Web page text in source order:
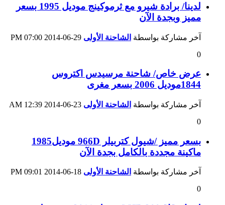
لدينا/ برادة شيرو مع ثرموكينج موديل 1995 بسعر
مميز وبجدة الآن
آخر مشاركة بواسطة الشاحنة الأولى
07:00 PM
0
عرض خاص/ شاحنة مرسيدس اكتروس
1844موديل 2006 بسعر مغرى
آخر مشاركة بواسطة الشاحنة الأولى
12:39 AM
0
بسعر مميز /شيول كتربيلر 966D موديل1985
ماكينة مجددة بالكامل بجدة الآن
آخر مشاركة بواسطة الشاحنة الأولى
09:01 PM
0